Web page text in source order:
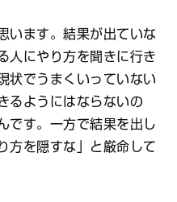
います。結果が出ていな
人にやり方を聞きに行き
状でうまくいっていない
るようにはならないの
です。一方で結果を出し
方を隠すな」と厳命して